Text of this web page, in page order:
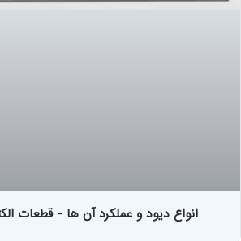
انواع دیود و عملکرد آن ها - قطعات